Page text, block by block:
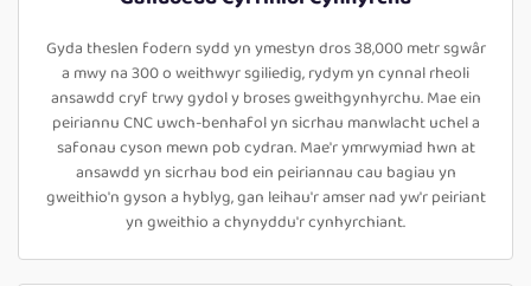
Gyda theslen fodern sydd yn ymestyn dros 38,000 metr sgwâr
a mwy na 300 o weithwyr sgiliedig, rydym yn cynnal rheoli
ansawdd cryf trwy gydol y broses gweithgynhyrchu. Mae ein
peiriannu CNC uwch-benhafol yn sicrhau manwlacht uchel a
safonau cyson mewn pob cydran. Mae'r ymrwymiad hwn at
ansawdd yn sicrhau bod ein peiriannau cau bagiau yn
gweithio'n gyson a hyblyg, gan leihau'r amser nad yw'r peiriant
yn gweithio a chynyddu'r cynhyrchiant.